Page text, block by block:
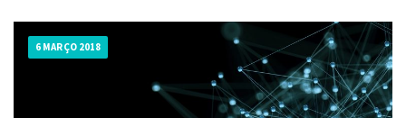
6 MARÇO 2018